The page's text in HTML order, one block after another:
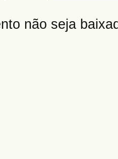
não seja